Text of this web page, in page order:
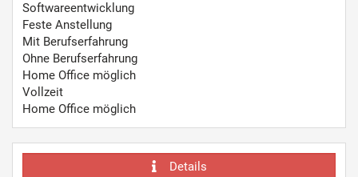
Softwareentwicklung
Feste Anstellung
Mit Berufserfahrung
Ohne Berufserfahrung
Home Office möglich
Vollzeit
Home Office möglich
Details